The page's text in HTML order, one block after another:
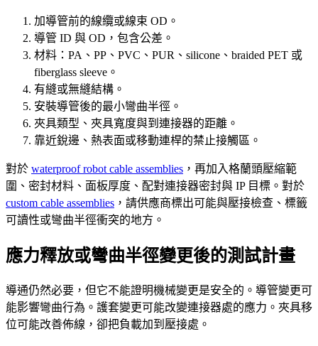
加導管前的線纜或線束 OD。
導管 ID 與 OD，包含公差。
材料：PA、PP、PVC、PUR、silicone、braided PET 或
fiberglass sleeve。
有縫或無縫結構。
安裝導管後的最小彎曲半徑。
夾具類型、夾具寬度與到連接器的距離。
靠近銳邊、熱表面或移動連桿的禁止接觸區。
對於 waterproof robot cable assemblies ，再加入格蘭頭壓縮範
圍、密封材料、面板厚度、配對連接器密封與 IP 目標。對於
custom cable assemblies ，請供應商標出可能與壓接檢查、標籤
可讀性或彎曲半徑衝突的地方。
應力釋放或彎曲半徑變更後的測試計畫
導通仍然必要，但它不能證明機械變更是安全的。導管變更可
能影響彎曲行為。護套變更可能改變連接器處的應力。夾具移
位可能改善佈線，卻把負載加到壓接處。